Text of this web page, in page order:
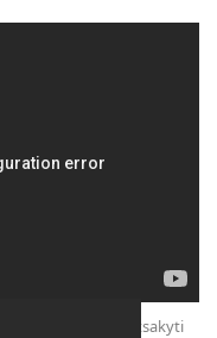
Atsakyti